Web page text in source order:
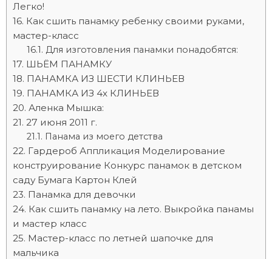
Легко!
Как сшить панамку ребенку своими руками,
мастер-класс
Для изготовления панамки понадобятся:
ШЬЁМ ПАНАМКУ
ПАНАМКА ИЗ ШЕСТИ КЛИНЬЕВ
ПАНАМКА ИЗ 4х КЛИНЬЕВ
Аленка Мышка:
27 июня 2011 г.
Панама из моего детства
Гардероб Аппликация Моделирование
конструирование Конкурс панамок в детском
саду Бумага Картон Клей
Панамка для девочки
Как сшить панамку на лето. Выкройка панамы
и мастер класс
Мастер-класс по летней шапочке для
мальчика